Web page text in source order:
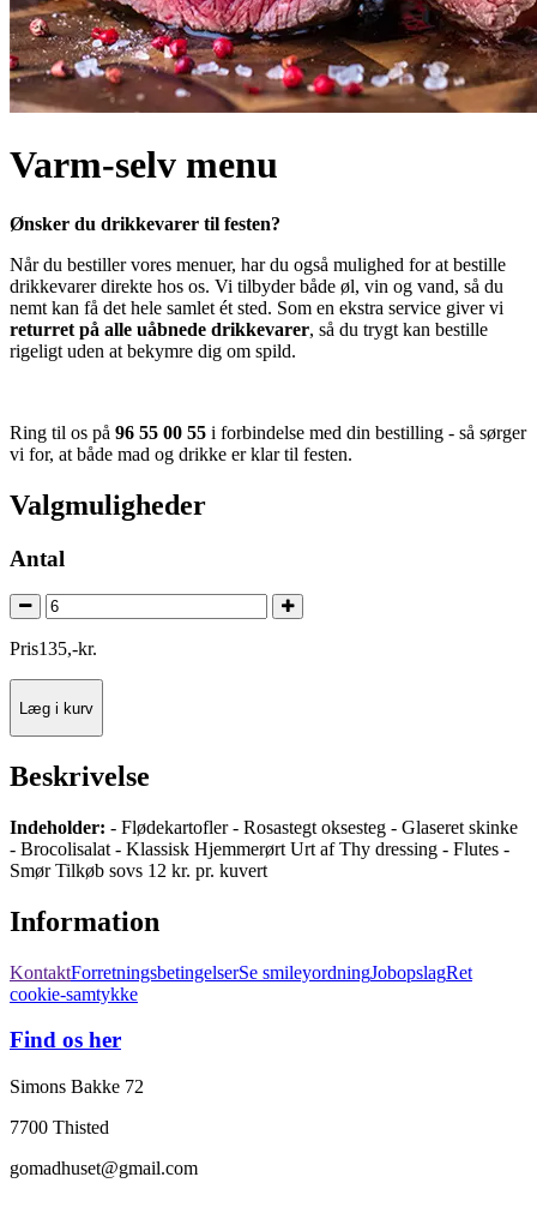
Varm-selv menu
Ønsker du drikkevarer til festen?
Når du bestiller vores menuer, har du også mulighed for at bestille
drikkevarer direkte hos os. Vi tilbyder både øl, vin og vand, så du
nemt kan få det hele samlet ét sted. Som en ekstra service giver vi
returret på alle uåbnede drikkevarer, så du trygt kan bestille
rigeligt uden at bekymre dig om spild.
Ring til os på 96 55 00 55 i forbindelse med din bestilling - så sørger
vi for, at både mad og drikke er klar til festen.
Valgmuligheder
Antal
Pris135,-kr.
Læg i kurv
Beskrivelse
Indeholder: - Flødekartofler - Rosastegt oksesteg - Glaseret skinke
- Brocolisalat - Klassisk Hjemmerørt Urt af Thy dressing - Flutes -
Smør Tilkøb sovs 12 kr. pr. kuvert
Information
KontaktForretningsbetingelserSe smileyordningJobopslagRet
cookie-samtykke
Find os her
Simons Bakke 72
7700 Thisted
gomadhuset@gmail.com